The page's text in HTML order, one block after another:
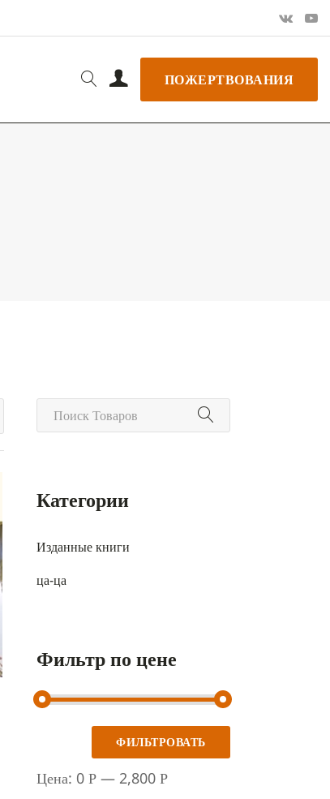
ПОЖЕРТВОВАНИЯ
Категории
Изданные книги
ца-ца
Фильтр по цене
ФИЛЬТРОВАТЬ
Цена: 0 Р — 2,800 Р